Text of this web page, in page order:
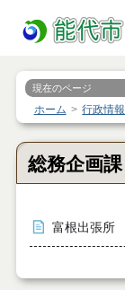
現在のページ
ホーム 行政情報
総務企画課
富根出張所